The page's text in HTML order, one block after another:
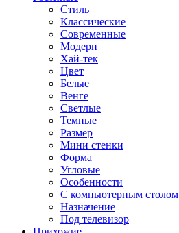
Стиль
Классические
Современные
Модерн
Хай-тек
Цвет
Белые
Венге
Светлые
Темные
Размер
Мини стенки
Форма
Угловые
Особенности
С компьютерным столом
Назначение
Под телевизор